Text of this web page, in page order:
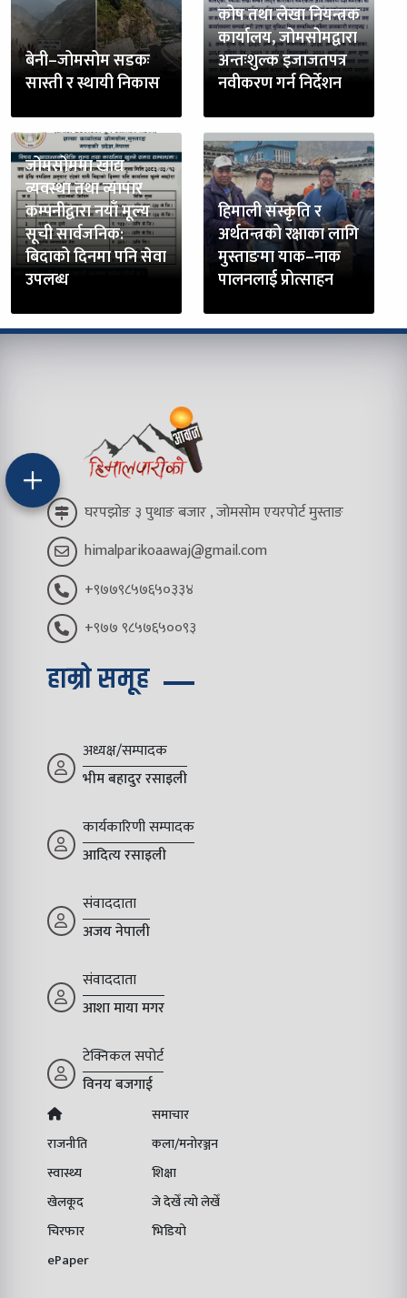
बेनी–जोमसोम सडकः
सास्ती र स्थायी निकास
कोष तथा लेखा नियन्त्रक
कार्यालय, जोमसोमद्वारा
अन्तःशुल्क इजाजतपत्र
नवीकरण गर्न निर्देशन
जोमसोममा खाद्य
व्यवस्था तथा व्यापार
कम्पनीद्वारा नयाँ मूल्य
सूची सार्वजनिक:
बिदाको दिनमा पनि सेवा
उपलब्ध
हिमाली संस्कृति र
अर्थतन्त्रको रक्षाका लागि
मुस्ताङमा याक–नाक
पालनलाई प्रोत्साहन
घरपझोङ ३ पुथाङ बजार , जोमसोम एयरपोर्ट मुस्ताङ
himalparikoaawaj@gmail.com
+९७७९८५७६५०३३४
+९७७ ९८५७६५००९३
हाम्रो समूह
अध्यक्ष/सम्पादक
भीम बहादुर रसाइली
कार्यकारिणी सम्पादक
आदित्य रसाइली
संवाददाता
अजय नेपाली
संवाददाता
आशा माया मगर
टेक्निकल सपोर्ट
विनय बजगाई
समाचार
राजनीति
कला/मनोरञ्जन
स्वास्थ्य
शिक्षा
खेलकूद
जे देखेँ त्यो लेखेँ
चिरफार
भिडियो
ePaper